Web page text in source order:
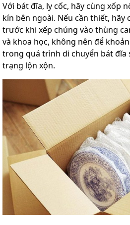
Với bát đĩa, ly cốc, hãy cùng xốp
kín bên ngoài. Nếu cần thiết, hãy
trước khi xếp chúng vào thùng
và khoa học, không nên để
trong quá trình di chuyển bát đĩa
trạng lộn xộn.